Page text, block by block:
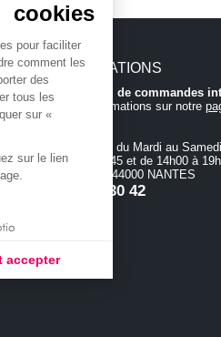
cookies
pour faciliter
comment les
des
tous les
sur «
sur le lien
accepter
de confidentialité, en garantissant la
INFORMATIONS
Hotline et suivi de commandes
Toutes les informations sur notre
ouvert du Mardi au Samedi
de 10h00 à 12h45 et de 14h00 à
18 allée Baco - 44000 NANTES
02 40 35 30 42